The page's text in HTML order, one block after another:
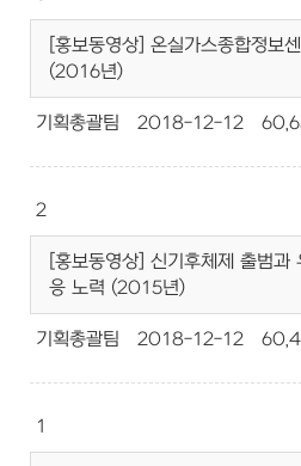
[홍보동영상] 온실가스종합정보
(2016년)
기획총괄팀 2018-12-12
2
[홍보동영상] 신기후체제 출범과
응 노력 (2015년)
기획총괄팀 2018-12-12
1